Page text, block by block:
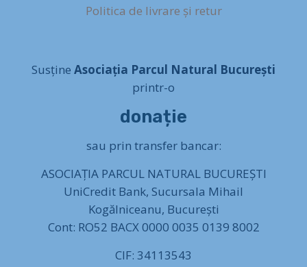
Politica de livrare și retur
Susține Asociația Parcul Natural București
printr-o
donație
sau prin transfer bancar:
ASOCIAȚIA PARCUL NATURAL BUCUREȘTI
UniCredit Bank, Sucursala Mihail
Kogălniceanu, București
Cont: RO52 BACX 0000 0035 0139 8002
CIF: 34113543